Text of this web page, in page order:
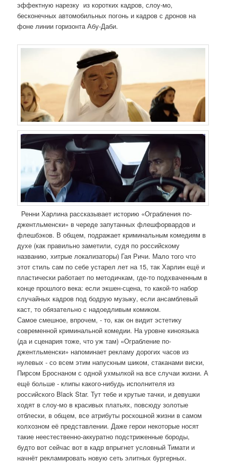
эффектную нарезку из коротких кадров, слоу-мо,
бесконечных автомобильных погонь и кадров с дронов на
фоне линии горизонта Абу-Даби.
Ренни Харлина рассказывает историю «Ограбления по-
джентльменски» в череде запутанных флешфорвардов и
флешбэков. В общем, подражает криминальным комедиям в
духе (как правильно заметили, судя по российскому
названию, хитрые локализаторы) Гая Ричи. Мало того что
этот стиль сам по себе устарел лет на 15, так Харлин ещё и
пластически работает по методичкам, где-то подхваченным в
конце прошлого века: если экшен-сцена, то какой-то набор
случайных кадров под бодрую музыку, если ансамблевый
каст, то обязательно с надоедливым комиком.
Самое смешное, впрочем, - то, как он видит эстетику
современной криминальной комедии. На уровне киноязыка
(да и сценария тоже, что уж там) «Ограбление по-
джентльменски» напоминает рекламу дорогих часов из
нулевых - со всем этим напускным шиком, стаканами виски,
Пирсом Броснаном с одной ухмылкой на все случаи жизни. А
ещё больше - клипы какого-нибудь исполнителя из
российского Black Star. Тут тебе и крутые тачки, и девушки
ходят в слоу-мо в красивых платьях, повсюду золотые
отблески, в общем, все атрибуты роскошной жизни в самом
колхозном её представлении. Даже герои некоторые носят
такие неестественно-аккуратно подстриженные бороды,
будто вот сейчас вот в кадр впрыгнет условный Тимати и
начнёт рекламировать новую сеть элитных бургерных.